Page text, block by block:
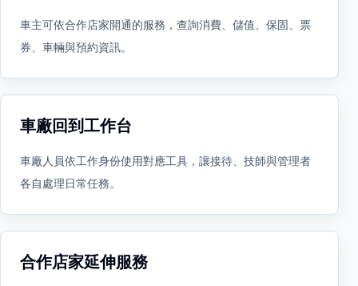
車主可依合作店家開通的服務，查詢消費、儲值、保固、票
券、車輛與預約資訊。
車廠回到工作台
車廠人員依工作身份使用對應工具，讓接待、技師與管理者
各自處理日常任務。
合作店家延伸服務